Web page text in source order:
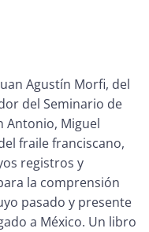
Agustín Morfi, del
del Seminario de
Antonio, Miguel
fraile franciscano,
registros y
la comprensión
pasado y presente
a México. Un libro